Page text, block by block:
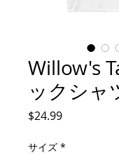
Willow's
ックシャ
$24.99価
サイズ *